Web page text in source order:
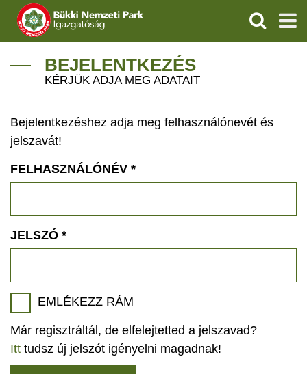
IGAZGATÓSÁG
VÍZVÉDELEM
ÖKOTURIZMUS
GEOPARKOK
KERESÉS
BEJELENTKEZÉS
KÉRJÜK ADJA MEG ADATAIT
Bejelentkezéshez adja meg felhasználónevét és
jelszavát!
FELHASZNÁLÓNÉV *
JELSZÓ *
EMLÉKEZZ RÁM
Már regisztráltál, de elfelejtetted a jelszavad?
Itt tudsz új jelszót igényelni magadnak!